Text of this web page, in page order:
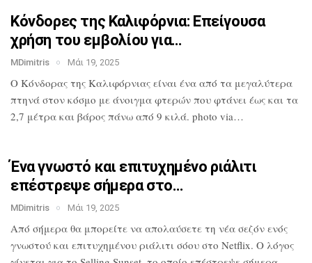
Κόνδορες της Καλιφόρνια: Επείγουσα
χρήση του εμβολίου για…
MDimitris Μάι 19, 2025
Ο Κόνδορας της Καλιφόρνιας είναι ένα από τα μεγαλύτερα
πτηνά στον κόσμο με άνοιγμα φτερών που φτάνει έως και τα
2,7 μέτρα και βάρος πάνω από 9 κιλά. photo via…
Ένα γνωστό και επιτυχημένο ριάλιτι
επέστρεψε σήμερα στο…
MDimitris Μάι 19, 2025
Από σήμερα θα μπορείτε να απολαύσετε τη νέα σεζόν ενός
γνωστού και επιτυχημένου ριάλιτι σόου στο Netflix. Ο λόγος